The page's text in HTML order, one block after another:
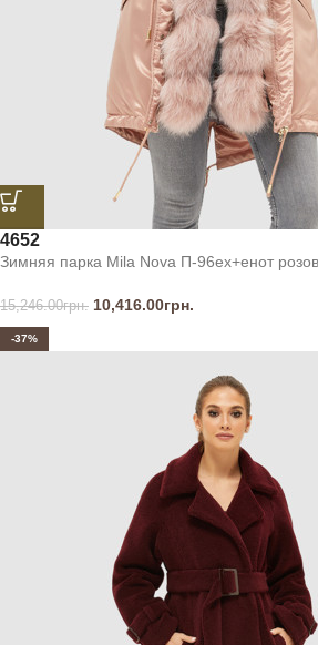
4652
Зимняя парка Mila Nova П-96ех+енот
15,246.00грн. 10,416.00грн.
-37%